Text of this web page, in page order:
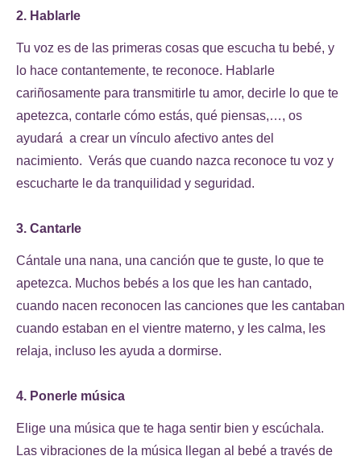
2. Hablarle
Tu voz es de las primeras cosas que escucha tu bebé, y
lo hace contantemente, te reconoce. Hablarle
cariñosamente para transmitirle tu amor, decirle lo que te
apetezca, contarle cómo estás, qué piensas,…, os
ayudará a crear un vínculo afectivo antes del
nacimiento. Verás que cuando nazca reconoce tu voz y
escucharte le da tranquilidad y seguridad.
3. Cantarle
Cántale una nana, una canción que te guste, lo que te
apetezca. Muchos bebés a los que les han cantado,
cuando nacen reconocen las canciones que les cantaban
cuando estaban en el vientre materno, y les calma, les
relaja, incluso les ayuda a dormirse.
4. Ponerle música
Elige una música que te haga sentir bien y escúchala.
Las vibraciones de la música llegan al bebé a través de